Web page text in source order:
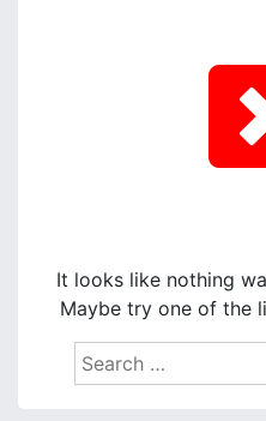
It looks like nothing
Maybe try one of the
S
e